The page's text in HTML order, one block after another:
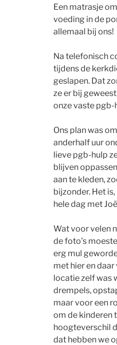
Een matrasje
voeding in de
allemaal bij ons!
Na telefonisch
tijdens de
geslapen. Dat
ze er bij
onze vaste pgb-
Ons plan was
anderhalf uur
lieve pgb-hulp
blijven
aan te kleden,
bijzonder. Het
hele dag met
Wat voor velen
de foto’s
erg mul
met hier en
locatie zelf was
drempels,
maar voor een
om de kinderen
hoogteverschil
dat hebben we